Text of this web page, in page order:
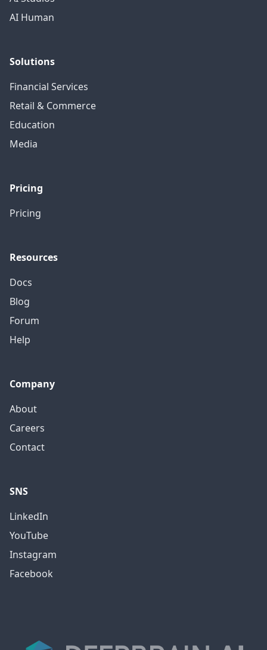
AI Human
Solutions
Financial Services
Retail & Commerce
Education
Media
Pricing
Pricing
Resources
Docs
Blog
Forum
Help
Company
About
Careers
Contact
SNS
LinkedIn
YouTube
Instagram
Facebook